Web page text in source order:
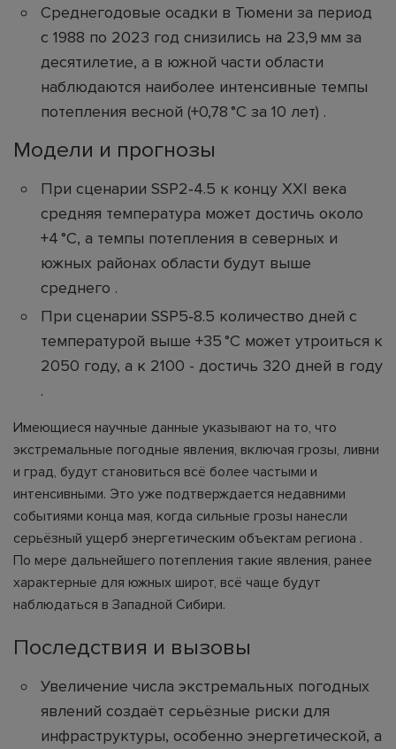
Среднегодовые осадки в Тюмени за период
с 1988 по 2023 год снизились на 23,9 мм за
десятилетие, а в южной части области
наблюдаются наиболее интенсивные темпы
потепления весной (+0,78 °C за 10 лет) .
Модели и прогнозы
При сценарии SSP2‑4.5 к концу XXI века
средняя температура может достичь около
+4 °C, а темпы потепления в северных и
южных районах области будут выше
среднего .
При сценарии SSP5‑8.5 количество дней с
температурой выше +35 °C может утроиться к
2050 году, а к 2100 - достичь 320 дней в году
.
Имеющиеся научные данные указывают на то, что
экстремальные погодные явления, включая грозы, ливни
и град, будут становиться всё более частыми и
интенсивными. Это уже подтверждается недавними
событиями конца мая, когда сильные грозы нанесли
серьёзный ущерб энергетическим объектам региона .
По мере дальнейшего потепления такие явления, ранее
характерные для южных широт, всё чаще будут
наблюдаться в Западной Сибири.
Последствия и вызовы
Увеличение числа экстремальных погодных
явлений создаёт серьёзные риски для
инфраструктуры, особенно энергетической, а